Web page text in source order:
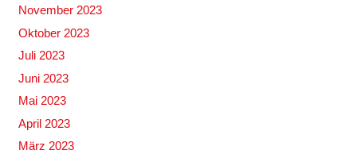
November 2023
Oktober 2023
Juli 2023
Juni 2023
Mai 2023
April 2023
März 2023